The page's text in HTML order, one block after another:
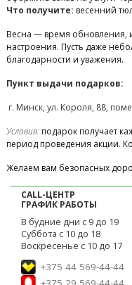
Что получите: весенний
Весна — время обновления,
настроения. Пусть даже
благодарности и уважения.
Пункт выдачи подарков:
г. Минск, ул. Короля, 88,
Условия:подарок получает
период проведения акции.
Желаем вам безопасных
CALL-ЦЕНТР
ГРАФИК РАБОТЫ
В будние дни с 9 до 19
Суббота с 10 до 18
Воскресенье с 10 до 17
+375 44 569-44-44